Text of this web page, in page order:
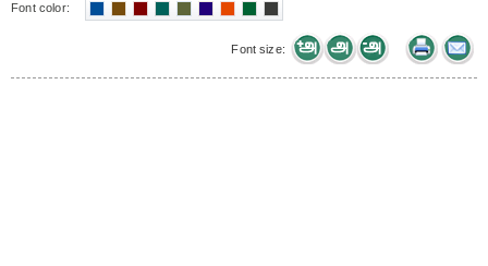
Font color:
Font size: